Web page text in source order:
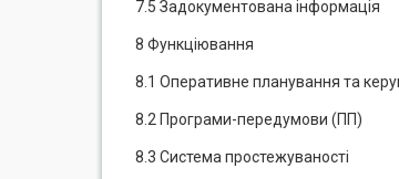
7.5 Задокументована інформація
8 Функціювання
8.1 Оперативне планування та
8.2 Програми-передумови (ПП)
8.3 Система простежуваності